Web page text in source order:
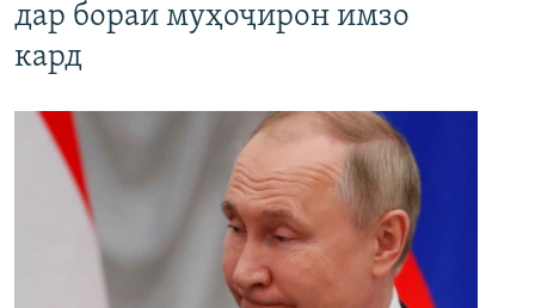
дар бораи муҳоҷирон имзо
кард